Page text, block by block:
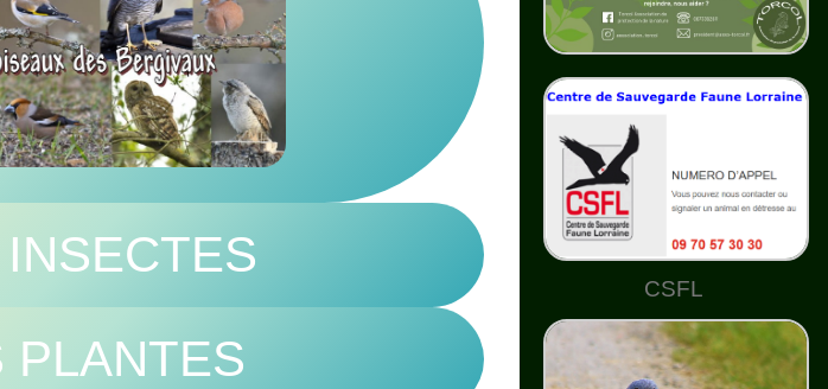
PLANTES
CSFL